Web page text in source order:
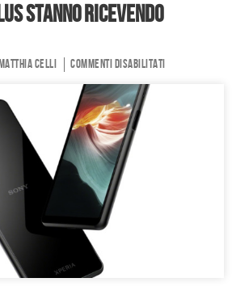
stanno ricevendo
Celli Commenti disabilitati